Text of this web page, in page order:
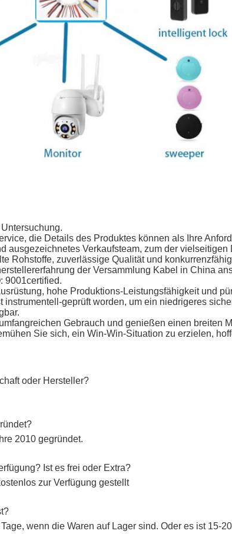
die Details des Produktes können als Ihre
ausgezeichnetes Verkaufsteam, zum der
Rohstoffe, zuverlässige Qualität und
der Versammlung Kabel in China
9001certified.
hohe Produktions-Leistungsfähigkeit und
instrumentell-geprüft worden, um ein niedrigeres
Gebrauch und genießen einen breiten
Sie sich, ein Win-Win-Situation zu erzielen,
oder Hersteller?
2010 gegründet.
Ist es frei oder Extra?
zur Verfügung gestellt
wenn die Waren auf Lager sind. Oder es ist 15-